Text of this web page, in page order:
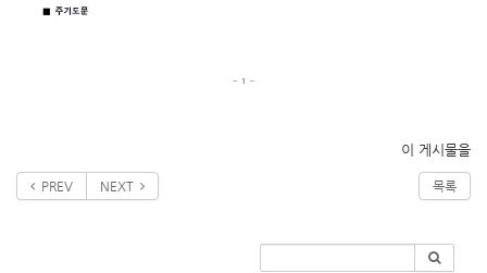
이 게시물을
PREV NEXT 목록